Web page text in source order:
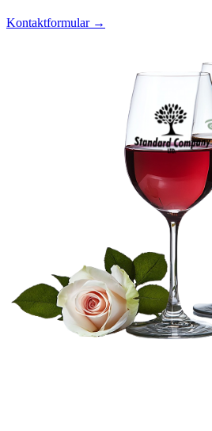
Kontaktformular →